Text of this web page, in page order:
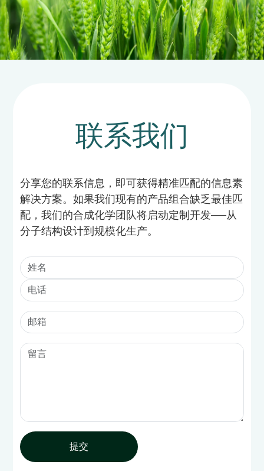
联系我们
分享您的联系信息，即可获得精准匹配的信息素
解决方案。如果我们现有的产品组合缺乏最佳匹
配，我们的合成化学团队将启动定制开发——从
分子结构设计到规模化生产。
提交